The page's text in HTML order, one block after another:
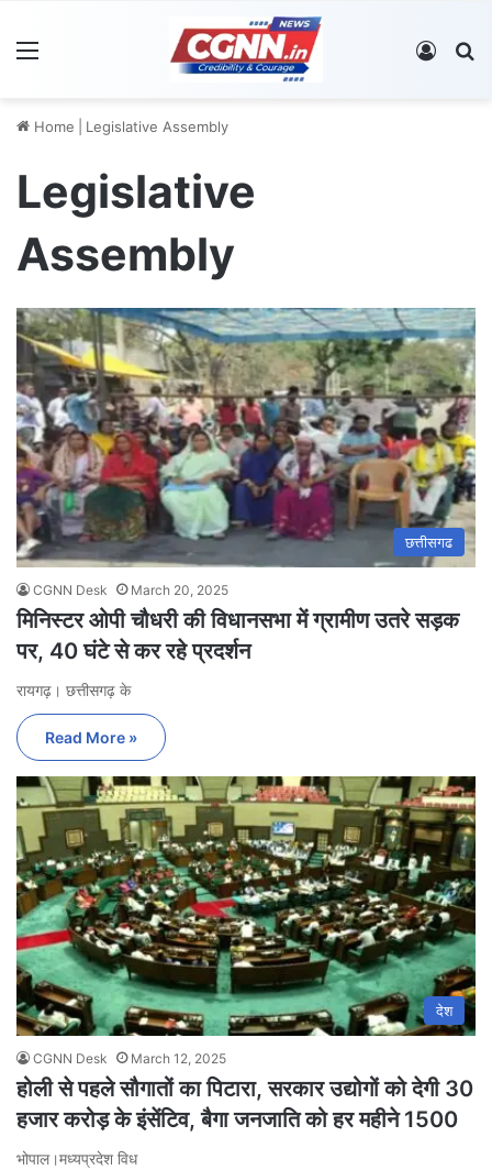
Log In
Home Legislative Assembly
Legislative
Assembly
छत्तीसगढ
CGNN Desk March 20, 2025
मिनिस्टर ओपी चौधरी की विधानसभा में ग्रामीण उतरे सड़क
पर, 40 घंटे से कर रहे प्रदर्शन
रायगढ़। छत्तीसगढ़ के
Read More »
देश
CGNN Desk March 12, 2025
होली से पहले सौगातों का पिटारा, सरकार उद्योगों को देगी 30
हजार करोड़ के इंसेंटिव, बैगा जनजाति को हर महीने 1500
भोपाल।मध्यप्रदेश विध